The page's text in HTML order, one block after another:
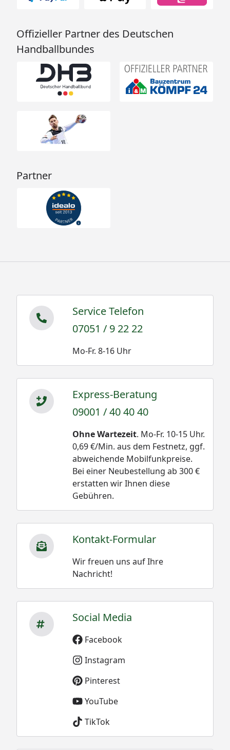
Offizieller Partner des Deutschen
Handballbundes
Partner
Service Telefon
07051 / 9 22 22
Mo-Fr. 8-16 Uhr
Express-Beratung
09001 / 40 40 40
Ohne Wartezeit. Mo-Fr. 10-15 Uhr.
0,69 €/Min. aus dem Festnetz, ggf.
abweichende Mobilfunkpreise.
Bei einer Neubestellung ab 300 €
erstatten wir Ihnen diese
Gebühren.
Kontakt-Formular
Wir freuen uns auf Ihre
Nachricht!
Social Media
Facebook
Instagram
Pinterest
YouTube
TikTok